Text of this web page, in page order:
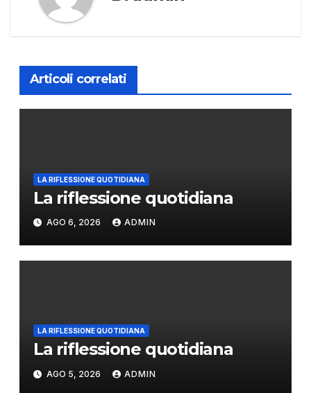
Articoli correlati
LA RIFLESSIONE QUOTIDIANA
La riflessione quotidiana
AGO 6, 2026 ADMIN
LA RIFLESSIONE QUOTIDIANA
La riflessione quotidiana
AGO 5, 2026 ADMIN